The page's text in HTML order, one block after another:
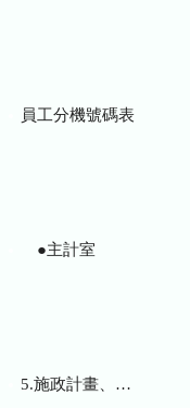
員工分機號碼表
●主計室
5.施政計畫、業務統計及研究報告